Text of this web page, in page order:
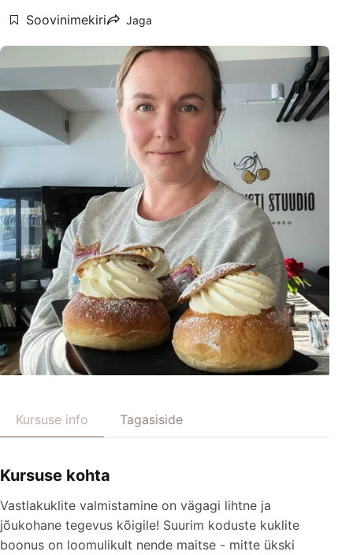
Soovinimekiri Jaga
Kursuse info Tagasiside
Kursuse kohta
Vastlakuklite valmistamine on vägagi lihtne ja
jõukohane tegevus kõigile! Suurim koduste kuklite
boonus on loomulikult nende maitse - mitte ükski